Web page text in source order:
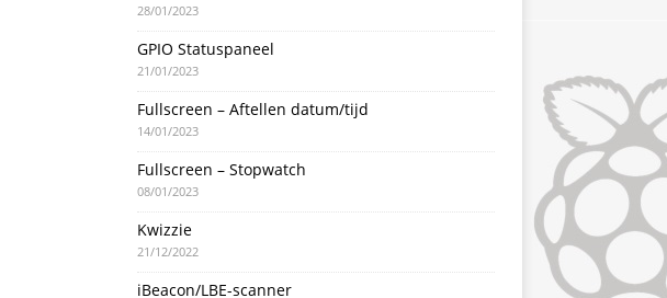
28/01/2023
GPIO Statuspaneel
21/01/2023
Fullscreen – Aftellen datum/tijd
14/01/2023
Fullscreen – Stopwatch
08/01/2023
Kwizzie
21/12/2022
iBeacon/LBE-scanner